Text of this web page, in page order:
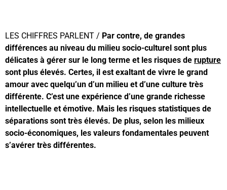
LES CHIFFRES PARLENT / Par contre, de grandes
différences au niveau du milieu socio-culturel sont plus
délicates à gérer sur le long terme et les risques de rupture
sont plus élevés. Certes, il est exaltant de vivre le grand
amour avec quelqu’un d’un milieu et d’une culture très
différente. C’est une expérience d’une grande richesse
intellectuelle et émotive. Mais les risques statistiques de
séparations sont très élevés. De plus, selon les milieux
socio-économiques, les valeurs fondamentales peuvent
s’avérer très différentes.